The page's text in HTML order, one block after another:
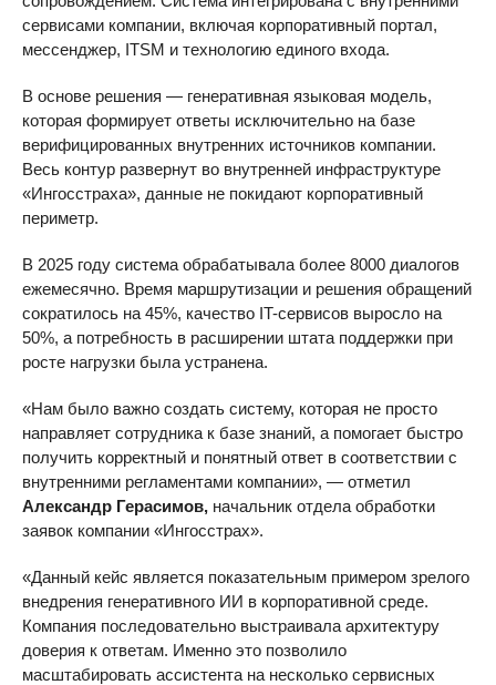
сервисами компании, включая корпоративный портал,
мессенджер, ITSM и технологию единого входа.
В основе решения — генеративная языковая модель,
которая формирует ответы исключительно на базе
верифицированных внутренних источников компании.
Весь контур развернут во внутренней инфраструктуре
«Ингосстраха», данные не покидают корпоративный
периметр.
В 2025 году система обрабатывала более 8000 диалогов
ежемесячно. Время маршрутизации и решения обращений
сократилось на 45%, качество IT-сервисов выросло на
50%, а потребность в расширении штата поддержки при
росте нагрузки была устранена.
«Нам было важно создать систему, которая не просто
направляет сотрудника к базе знаний, а помогает быстро
получить корректный и понятный ответ в соответствии с
внутренними регламентами компании», — отметил
Александр Герасимов, начальник отдела обработки
заявок компании «Ингосстрах».
«Данный кейс является показательным примером зрелого
внедрения генеративного ИИ в корпоративной среде.
Компания последовательно выстраивала архитектуру
доверия к ответам. Именно это позволило
масштабировать ассистента на несколько сервисных